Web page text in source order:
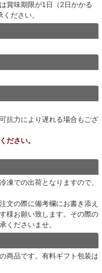
賞味期限が1日（2日かかる
ださい。
抗力により遅れる場合もござ
ださい。
での出荷となりますので、
文の際に備考欄にお書き添え
様お願い致します。その際の
くださいませ。
商品です。有料ギフト包装は